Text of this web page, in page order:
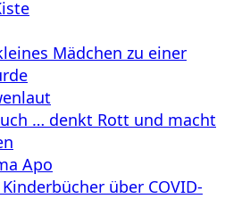
Mädchen zu einer
… denkt Rott und macht
Apo
über COVID-